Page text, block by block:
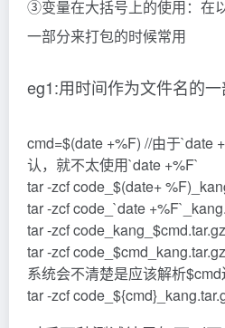
③变量在大括号上的使用：在
一部分来打包的时候常用
eg1:用时间作为文件名的
cmd=$(date +%F) //由于`date
认，就不太使用`date +%F`
tar -zcf code_$(date+
tar -zcf code_`date
tar -zcf
tar -zcf
系统会不清楚是应该解析
tar -zcf